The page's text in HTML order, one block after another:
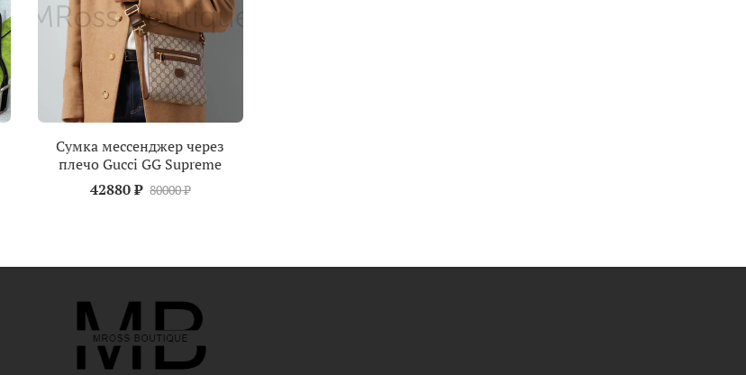
Сумка мессенджер через
плечо Gucci GG Supreme
42880 ₽ 80000 ₽